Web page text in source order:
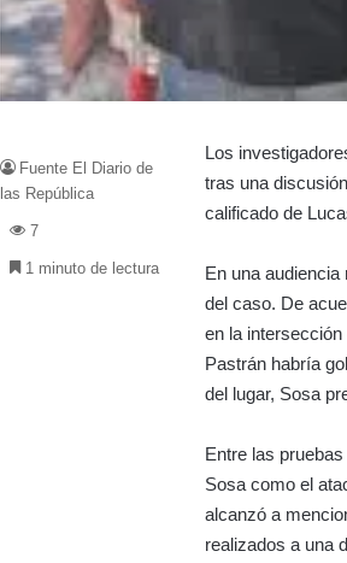
Los
tras una
calificado de
En una
del caso. De
en la
Pastrán habría
del lugar, Sosa
Entre las
Sosa como el
alcanzó a
realizados a una
Fuente El Diario de
las República
7
1 minuto de lectura